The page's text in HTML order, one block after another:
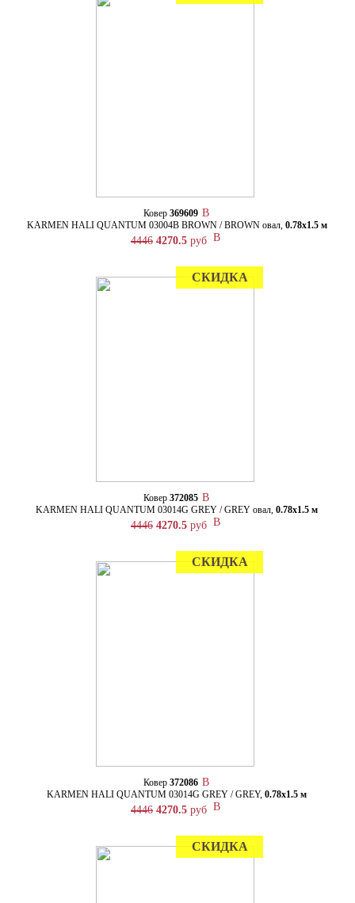
Ковер 369609
KARMEN HALI QUANTUM 03004B BROWN / BROWN овал, 0.78х1.5 м
4446 4270.5 руб
СКИДКА
Ковер 372085
KARMEN HALI QUANTUM 03014G GREY / GREY овал, 0.78х1.5 м
4446 4270.5 руб
СКИДКА
Ковер 372086
KARMEN HALI QUANTUM 03014G GREY / GREY, 0.78х1.5 м
4446 4270.5 руб
СКИДКА